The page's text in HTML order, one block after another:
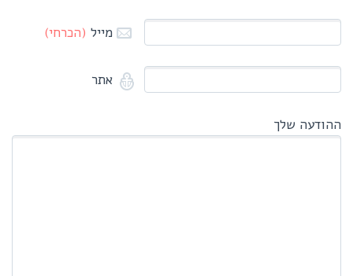
מייל (הכרחי)
אתר
ההודעה שלך